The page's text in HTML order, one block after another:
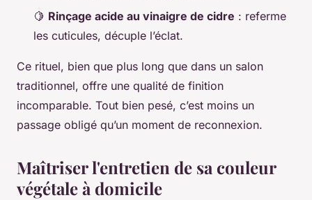
🍋 Rinçage acide au vinaigre de cidre : referme
les cuticules, décuple l’éclat.
Ce rituel, bien que plus long que dans un salon
traditionnel, offre une qualité de finition
incomparable. Tout bien pesé, c’est moins un
passage obligé qu’un moment de reconnexion.
Maîtriser l'entretien de sa couleur
végétale à domicile